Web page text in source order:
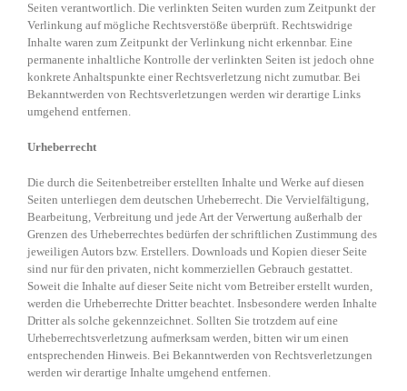
Seiten verantwortlich. Die verlinkten Seiten wurden zum Zeitpunkt der
Verlinkung auf mögliche Rechtsverstöße überprüft. Rechtswidrige
Inhalte waren zum Zeitpunkt der Verlinkung nicht erkennbar. Eine
permanente inhaltliche Kontrolle der verlinkten Seiten ist jedoch ohne
konkrete Anhaltspunkte einer Rechtsverletzung nicht zumutbar. Bei
Bekanntwerden von Rechtsverletzungen werden wir derartige Links
umgehend entfernen.
Urheberrecht
Die durch die Seitenbetreiber erstellten Inhalte und Werke auf diesen
Seiten unterliegen dem deutschen Urheberrecht. Die Vervielfältigung,
Bearbeitung, Verbreitung und jede Art der Verwertung außerhalb der
Grenzen des Urheberrechtes bedürfen der schriftlichen Zustimmung des
jeweiligen Autors bzw. Erstellers. Downloads und Kopien dieser Seite
sind nur für den privaten, nicht kommerziellen Gebrauch gestattet.
Soweit die Inhalte auf dieser Seite nicht vom Betreiber erstellt wurden,
werden die Urheberrechte Dritter beachtet. Insbesondere werden Inhalte
Dritter als solche gekennzeichnet. Sollten Sie trotzdem auf eine
Urheberrechtsverletzung aufmerksam werden, bitten wir um einen
entsprechenden Hinweis. Bei Bekanntwerden von Rechtsverletzungen
werden wir derartige Inhalte umgehend entfernen.